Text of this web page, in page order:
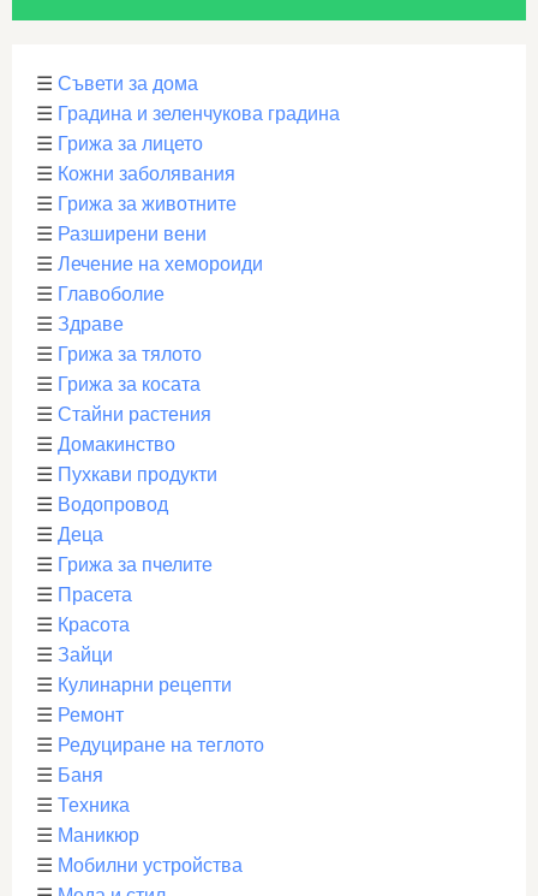
☰ Съвети за дома
☰ Градина и зеленчукова градина
☰ Грижа за лицето
☰ Кожни заболявания
☰ Грижа за животните
☰ Разширени вени
☰ Лечение на хемороиди
☰ Главоболие
☰ Здраве
☰ Грижа за тялото
☰ Грижа за косата
☰ Стайни растения
☰ Домакинство
☰ Пухкави продукти
☰ Водопровод
☰ Деца
☰ Грижа за пчелите
☰ Прасета
☰ Красота
☰ Зайци
☰ Кулинарни рецепти
☰ Ремонт
☰ Редуциране на теглото
☰ Баня
☰ Техника
☰ Маникюр
☰ Мобилни устройства